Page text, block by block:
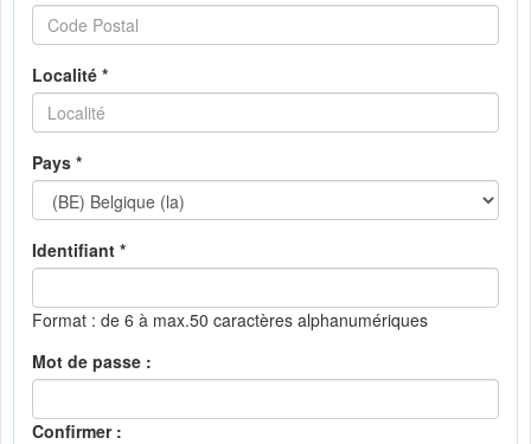
Localité *
Pays *
Identifiant *
Format : de 6 à max.50 caractères alphanumériques
Mot de passe :
Confirmer :